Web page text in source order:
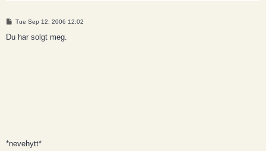
P
s
Tue Sep 12, 2006 12:02
Du har solgt meg.
*nevehytt*